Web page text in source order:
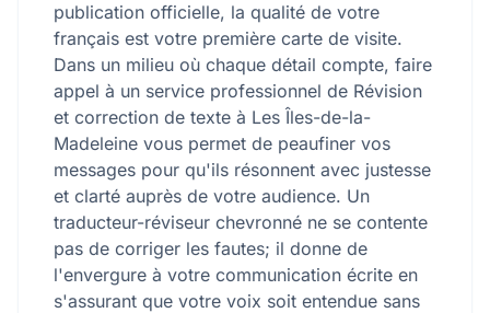
publication officielle, la qualité de votre
français est votre première carte de visite.
Dans un milieu où chaque détail compte, faire
appel à un service professionnel de Révision
et correction de texte à Les Îles-de-la-
Madeleine vous permet de peaufiner vos
messages pour qu'ils résonnent avec justesse
et clarté auprès de votre audience. Un
traducteur-réviseur chevronné ne se contente
pas de corriger les fautes; il donne de
l'envergure à votre communication écrite en
s'assurant que votre voix soit entendue sans